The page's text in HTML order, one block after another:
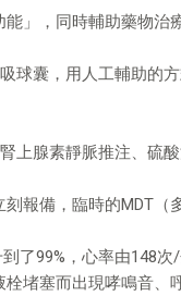
」，同時輔助藥物治療
球囊，用人工輔助的
上腺素靜脈推注、硫
報備，臨時的MDT（
了99%，心率由148次
堵塞而出現哮鳴音、